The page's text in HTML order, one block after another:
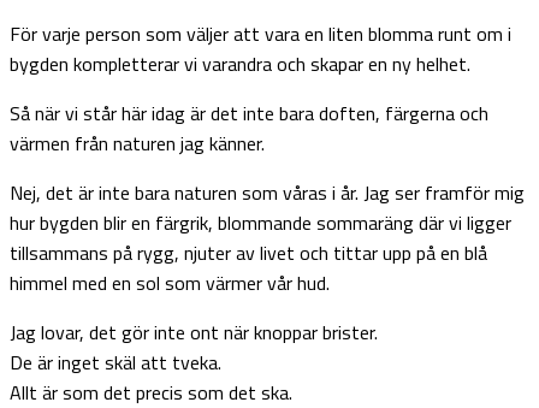
För varje person som väljer att vara en liten blomma runt om i
bygden kompletterar vi varandra och skapar en ny helhet.
Så när vi står här idag är det inte bara doften, färgerna och
värmen från naturen jag känner.
Nej, det är inte bara naturen som våras i år. Jag ser framför mig
hur bygden blir en färgrik, blommande sommaräng där vi ligger
tillsammans på rygg, njuter av livet och tittar upp på en blå
himmel med en sol som värmer vår hud.
Jag lovar, det gör inte ont när knoppar brister.
De är inget skäl att tveka.
Allt är som det precis som det ska.